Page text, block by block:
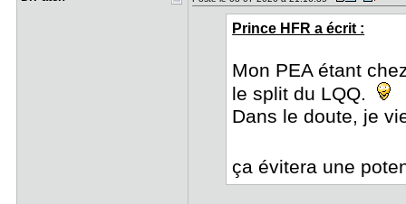
Prince HFR a écrit :
Mon PEA étant
le split du LQQ.
Dans le doute, je
ça évitera une